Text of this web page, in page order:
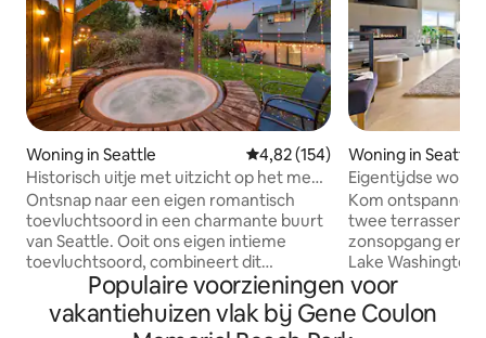
Woning in Seattle Gemiddelde beoordeling van
4,82 (154)
Historisch uitje met uitzicht op het meer
| Hot tub en koffiebar
Ontsnap naar een eigen romantisch
toevluchtsoord in een charmante buurt
van Seattle. Ooit ons eigen intieme
toevluchtsoord, combineert dit
moderne huis uit het midden van de
eeuw historisch karakter met warme
hout- en goudaccenten voor een
Woning in Seattle
Eigentijdse
uitzicht op het
Kom ontspannen
twee terrassen
zonsopgang en
Lake
woning voor je
eigen land of een
Populaire voorzieningen voor
vakantiehuizen vlak bij Gene Coulon